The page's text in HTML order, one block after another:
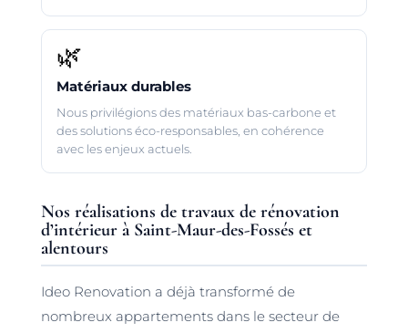
🌿
Matériaux durables
Nous privilégions des matériaux bas-carbone et
des solutions éco-responsables, en cohérence
avec les enjeux actuels.
Nos réalisations de travaux de rénovation
d’intérieur à Saint-Maur-des-Fossés et
alentours
Ideo Renovation a déjà transformé de
nombreux appartements dans le secteur de